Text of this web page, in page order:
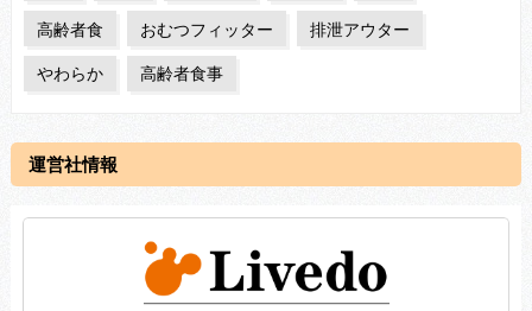
高齢者食 おむつフィッター 排泄アウター
やわらか 高齢者食事
運営社情報